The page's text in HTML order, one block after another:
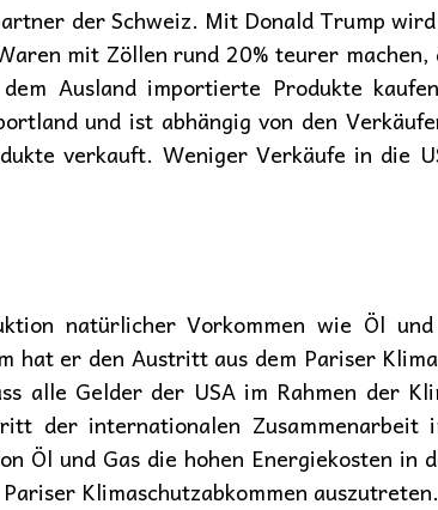
der Schweiz. Mit Donald Trump
mit Zöllen rund 20% teurer
Ausland importierte Produkte
und ist abhängig von den
verkauft. Weniger Verkäufe in die
natürlicher Vorkommen wie Öl
hat er den Austritt aus dem Pariser
alle Gelder der USA im Rahmen der
der internationalen Zusammenarbeit
und Gas die hohen Energiekosten in
Klimaschutzabkommen auszutreten.